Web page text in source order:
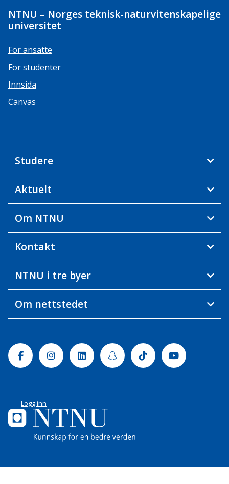
NTNU – Norges teknisk-naturvitenskapelige
universitet
For ansatte
For studenter
Innsida
Canvas
Studere
Aktuelt
Om NTNU
Kontakt
NTNU i tre byer
Om nettstedet
FacebookInstagramLinkedinSnapchatTiktok Youtube
Logg inn